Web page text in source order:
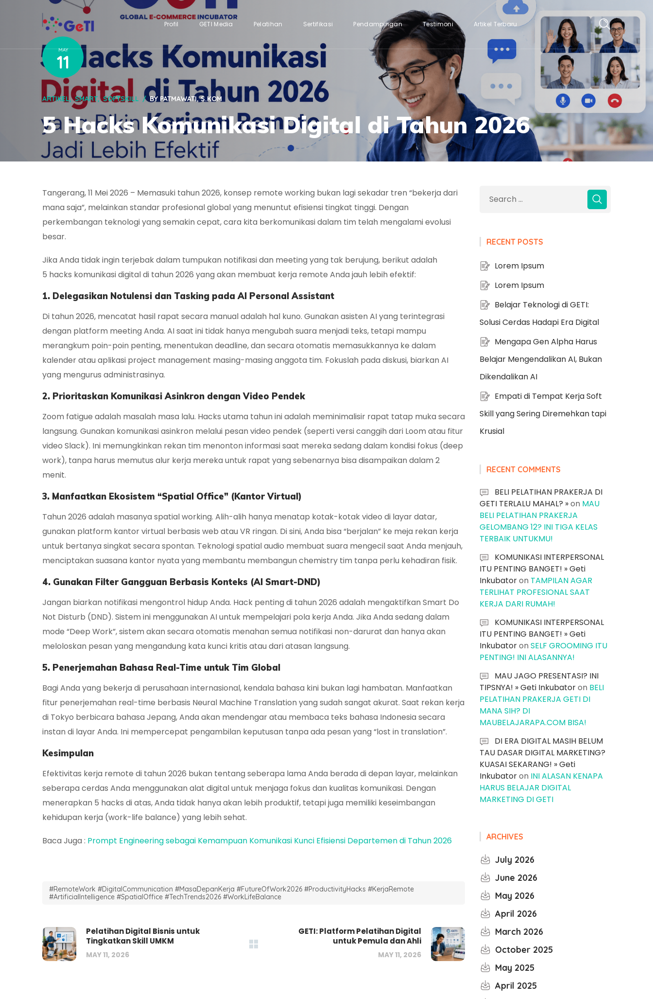
Profil GETI Media Pelatihan Sertifikasi Pendampingan Testimoni Artikel Terbaru
MAY
11
ARTIKEL SMART SOFTSKILL BY PATMAWATI, S.KOM
5 Hacks Komunikasi Digital di Tahun 2026
Tangerang, 11 Mei 2026 – Memasuki tahun 2026, konsep remote working bukan lagi sekadar tren “bekerja dari
mana saja”, melainkan standar profesional global yang menuntut efisiensi tingkat tinggi. Dengan
perkembangan teknologi yang semakin cepat, cara kita berkomunikasi dalam tim telah mengalami evolusi
besar.
Jika Anda tidak ingin terjebak dalam tumpukan notifikasi dan meeting yang tak berujung, berikut adalah
5 hacks komunikasi digital di tahun 2026 yang akan membuat kerja remote Anda jauh lebih efektif:
1. Delegasikan Notulensi dan Tasking pada AI Personal Assistant
Di tahun 2026, mencatat hasil rapat secara manual adalah hal kuno. Gunakan asisten AI yang terintegrasi
dengan platform meeting Anda. AI saat ini tidak hanya mengubah suara menjadi teks, tetapi mampu
merangkum poin-poin penting, menentukan deadline, dan secara otomatis memasukkannya ke dalam
kalender atau aplikasi project management masing-masing anggota tim. Fokuslah pada diskusi, biarkan AI
yang mengurus administrasinya.
2. Prioritaskan Komunikasi Asinkron dengan Video Pendek
Zoom fatigue adalah masalah masa lalu. Hacks utama tahun ini adalah meminimalisir rapat tatap muka secara
langsung. Gunakan komunikasi asinkron melalui pesan video pendek (seperti versi canggih dari Loom atau fitur
video Slack). Ini memungkinkan rekan tim menonton informasi saat mereka sedang dalam kondisi fokus (deep
work), tanpa harus memutus alur kerja mereka untuk rapat yang sebenarnya bisa disampaikan dalam 2
menit.
3. Manfaatkan Ekosistem “Spatial Office” (Kantor Virtual)
Tahun 2026 adalah masanya spatial working. Alih-alih hanya menatap kotak-kotak video di layar datar,
gunakan platform kantor virtual berbasis web atau VR ringan. Di sini, Anda bisa “berjalan” ke meja rekan kerja
untuk bertanya singkat secara spontan. Teknologispatial audio membuat suara mengecil saat Anda menjauh,
menciptakan suasana kantor nyata yang membantu membangun chemistry tim tanpa perlu kehadiran fisik.
4. Gunakan Filter Gangguan Berbasis Konteks (AI Smart-DND)
Jangan biarkan notifikasi mengontrol hidup Anda. Hack penting di tahun 2026 adalah mengaktifkan Smart Do
Not Disturb (DND). Sistem ini menggunakan AI untuk mempelajari pola kerja Anda. Jika Anda sedang dalam
mode “Deep Work”, sistem akan secara otomatis menahan semua notifikasi non-darurat dan hanya akan
meloloskan pesan yang mengandung kata kunci kritis atau dari atasan langsung.
5. Penerjemahan Bahasa Real-Time untuk Tim Global
Bagi Anda yang bekerja di perusahaan internasional, kendala bahasa kini bukan lagi hambatan. Manfaatkan
fitur penerjemahan real-time berbasis Neural Machine Translation yang sudah sangat akurat. Saat rekan kerja
di Tokyo berbicara bahasa Jepang, Anda akan mendengar atau membaca teks bahasa Indonesia secara
instan di layar Anda. Ini mempercepat pengambilan keputusan tanpa ada pesan yang “lost in translation”.
Kesimpulan
Efektivitas kerja remote di tahun 2026 bukan tentang seberapa lama Anda berada di depan layar, melainkan
seberapa cerdas Anda menggunakan alat digital untuk menjaga fokus dan kualitas komunikasi. Dengan
menerapkan 5 hacks di atas, Anda tidak hanya akan lebih produktif, tetapi juga memiliki keseimbangan
kehidupan kerja (work-life balance) yang lebih sehat.
Baca Juga : Prompt Engineering sebagai Kemampuan Komunikasi Kunci Efisiensi Departemen di Tahun 2026
#RemoteWork #DigitalCommunication #MasaDepanKerja #FutureOfWork2026 #ProductivityHacks #KerjaRemote
#ArtificialIntelligence #SpatialOffice #TechTrends2026 #WorkLifeBalance
Pelatihan Digital Bisnis untuk
Tingkatkan Skill UMKM
MAY 11, 2026
GETI: Platform Pelatihan Digital
untuk Pemula dan Ahli
MAY 11, 2026
RECENT POSTS
Lorem Ipsum
Lorem Ipsum
Belajar Teknologi di GETI:
Solusi Cerdas Hadapi Era Digital
Mengapa Gen Alpha Harus
Belajar Mengendalikan AI, Bukan
Dikendalikan AI
Empati di Tempat Kerja Soft
Skill yang Sering Diremehkan tapi
Krusial
RECENT COMMENTS
BELI PELATIHAN PRAKERJA DI
GETI TERLALU MAHAL? »on MAU
BELI PELATIHAN PRAKERJA
GELOMBANG 12? INI TIGA KELAS
TERBAIK UNTUKMU!
KOMUNIKASI INTERPERSONAL
ITU PENTING BANGET! » Geti
Inkubatoron TAMPILAN AGAR
TERLIHAT PROFESIONAL SAAT
KERJA DARI RUMAH!
KOMUNIKASI INTERPERSONAL
ITU PENTING BANGET! » Geti
Inkubatoron SELF GROOMING ITU
PENTING! INI ALASANNYA!
MAU JAGO PRESENTASI? INI
TIPSNYA! » Geti Inkubatoron BELI
PELATIHAN PRAKERJA GETI DI
MANA SIH? DI
MAUBELAJARAPA.COM BISA!
DI ERA DIGITAL MASIH BELUM
TAU DASAR DIGITAL MARKETING?
KUASAI SEKARANG! » Geti
Inkubatoron INI ALASAN KENAPA
HARUS BELAJAR DIGITAL
MARKETING DI GETI
ARCHIVES
July 2026
June 2026
May 2026
April 2026
March 2026
October 2025
May 2025
April 2025